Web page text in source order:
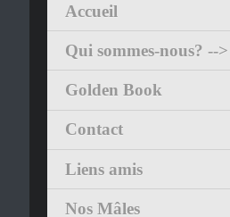
Accueil
Qui sommes-nous? -->
Golden Book
Contact
Liens amis
Nos Mâles